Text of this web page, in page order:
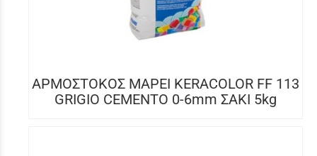
ΑΡΜΟΣΤΟΚΟΣ MAPEI KERACOLOR FF 113
GRIGIO CEMENTO 0-6mm ΣΑΚΙ 5kg